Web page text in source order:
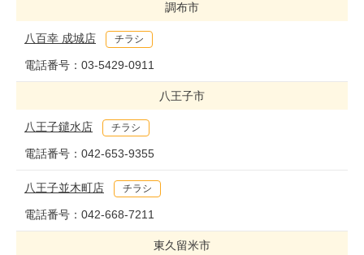
調布市
八百幸 成城店 チラシ
電話番号： 03-5429-0911
八王子市
八王子鑓水店 チラシ
電話番号： 042-653-9355
八王子並木町店 チラシ
電話番号： 042-668-7211
東久留米市